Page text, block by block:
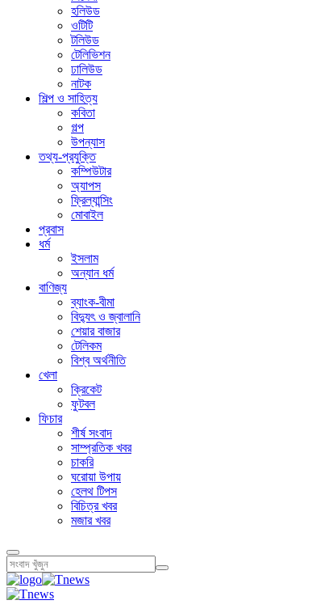
হলিউড
ওটিটি
টলিউড
টেলিভিশন
ঢালিউড
নাটক
শিল্প ও সাহিত্য
কবিতা
গল্প
উপন্যাস
তথ্য-প্রযুক্তি
কম্পিউটার
অ্যাপস
ফ্রিল্যান্সিং
মোবাইল
প্রবাস
ধর্ম
ইসলাম
অন্যান ধর্ম
বাণিজ্য
ব্যাংক-বীমা
বিদ্যুৎ ও জ্বালানি
শেয়ার বাজার
টেলিকম
বিশ্ব অর্থনীতি
খেলা
ক্রিকেট
ফুটবল
ফিচার
শীর্ষ সংবাদ
সাম্প্রতিক খবর
চাকরি
ঘরোয়া উপায়
হেলথ টিপস
বিচিত্র খবর
মজার খবর